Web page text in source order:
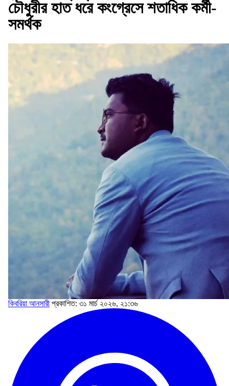
চৌধুরীর হাত ধরে কংগ্রেসে শতাধিক কর্মী-
সমর্থক
কিবরিয়া আনসারী প্রকাশিত: ৩১ মার্চ ২০২৬, ২১:৩৬